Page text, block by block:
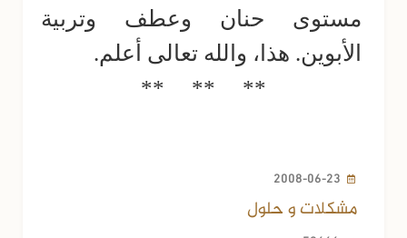
مستوى حنان وعطف وتربية
الأبوين. هذا، والله تعالى أعلم.
**
**
**
2008-06-23
مشكلات و حلول